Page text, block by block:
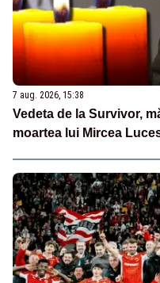
7 aug. 2026, 15:38
Vedeta de la Survivor,
moartea lui Mircea